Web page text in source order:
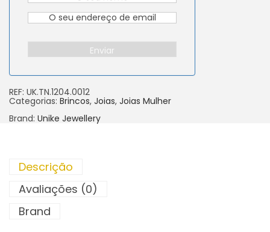
Enviar
REF: UK.TN.1204.0012
Categorias: Brincos, Joias, Joias Mulher
Brand: Unike Jewellery
Descrição
Avaliações (0)
Brand